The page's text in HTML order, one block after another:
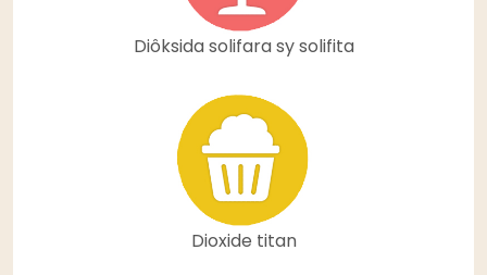
Diôksida solifara sy solifita
Dioxide titan